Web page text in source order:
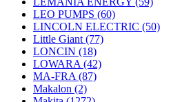
LEO PUMPS (60)
LINCOLN ELECTRIC (50)
Little Giant (77)
LONCIN (18)
LOWARA (42)
MA-FRA (87)
Makalon (2)